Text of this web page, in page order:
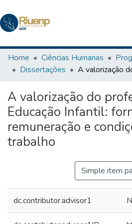
Communities & Collections
Browse DSpace
Statistics
Home Ciências Humanas
Dissertações
A valorização do
Educação Infantil:
remuneração e
trabalho
Simple item
dc.contributor.advisor1